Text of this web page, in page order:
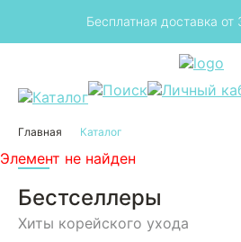
Бесплатная доставка
Главная Каталог
Элемент не найден
Бестселлеры
Хиты корейского ухода